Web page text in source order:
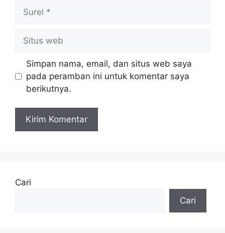
web
Simpan nama, email, dan situs web saya
pada peramban ini untuk komentar saya
berikutnya.
Cari
Cari